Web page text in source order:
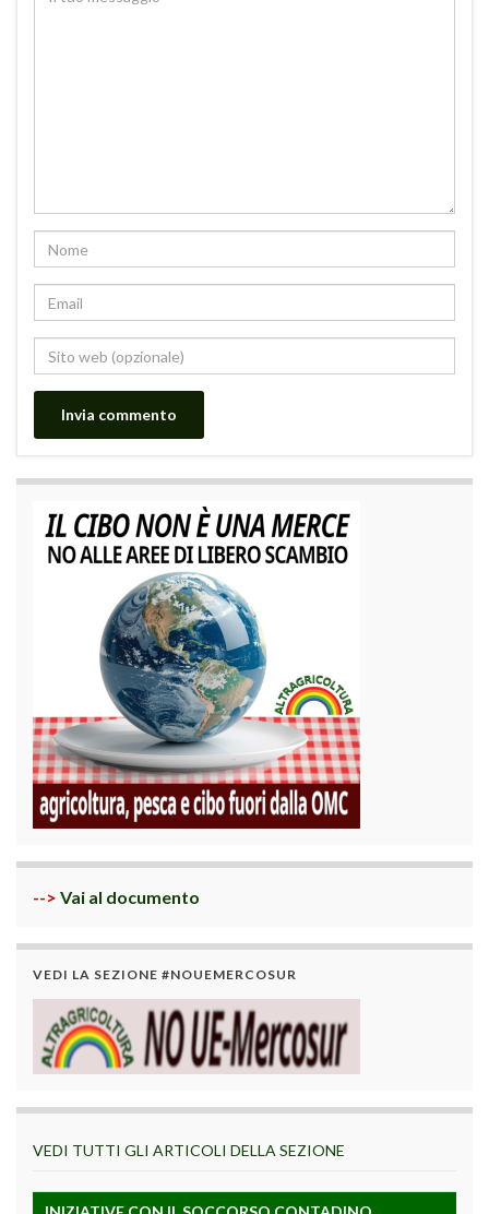
--> Vai al documento
VEDI LA SEZIONE #NOUEMERCOSUR
VEDI TUTTI GLI ARTICOLI DELLA SEZIONE